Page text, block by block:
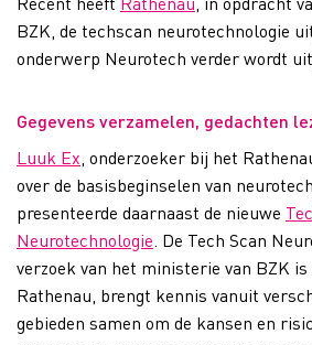
BZK, de techscan neurotechnologie
onderwerp Neurotech verder wordt
Gegevens verzamelen, gedachten
Luuk Ex , onderzoeker bij het
over de basisbeginselen van
presenteerde daarnaast de nieuwe
Neurotechnologie . De Tech Scan
verzoek van het ministerie van BZK
Rathenau, brengt kennis vanuit
gebieden samen om de kansen en